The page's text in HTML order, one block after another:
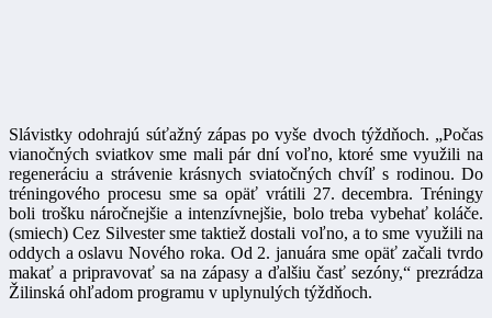
Slávistky odohrajú súťažný zápas po vyše dvoch týždňoch. „Počas
vianočných sviatkov sme mali pár dní voľno, ktoré sme využili na
regeneráciu a strávenie krásnych sviatočných chvíľ s rodinou. Do
tréningového procesu sme sa opäť vrátili 27. decembra. Tréningy
boli trošku náročnejšie a intenzívnejšie, bolo treba vybehať koláče.
(smiech) Cez Silvester sme taktiež dostali voľno, a to sme využili na
oddych a oslavu Nového roka. Od 2. januára sme opäť začali tvrdo
makať a pripravovať sa na zápasy a ďalšiu časť sezóny,“ prezrádza
Žilinská ohľadom programu v uplynulých týždňoch.